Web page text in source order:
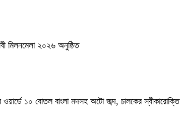
মিলনমেলা ২০২৬ অনুষ্ঠিত
১০ বোতল বাংলা মদসহ অটো জব্দ, চালকের স্বীকারোক্তি